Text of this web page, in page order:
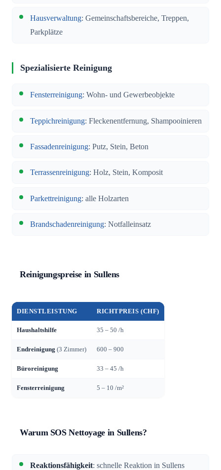
Hausverwaltung: Gemeinschaftsbereiche, Treppen,
Parkplätze
Spezialisierte Reinigung
Fensterreinigung: Wohn- und Gewerbeobjekte
Teppichreinigung: Fleckenentfernung, Shampooinieren
Fassadenreinigung: Putz, Stein, Beton
Terrassenreinigung: Holz, Stein, Komposit
Parkettreinigung: alle Holzarten
Brandschadenreinigung: Notfalleinsatz
Reinigungspreise in Sullens
DIENSTLEISTUNG RICHTPREIS (CHF)
Haushaltshilfe 35 – 50 /h
Endreinigung (3 Zimmer) 600 – 900
Büroreinigung 33 – 45 /h
Fensterreinigung 5 – 10 /m²
Warum SOS Nettoyage in Sullens?
Reaktionsfähigkeit: schnelle Reaktion in Sullens